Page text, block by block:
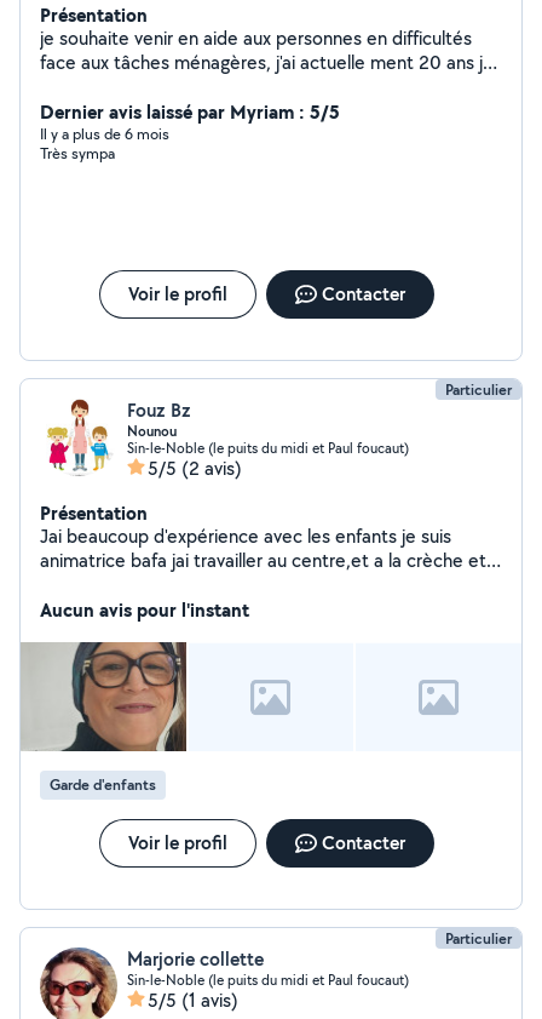
Présentation
je souhaite venir en aide aux personnes en difficultés
face aux tâches ménagères, j'ai actuelle ment 20 ans je
dans le service traiteur Tarif en privé ! :)
Dernier avis laissé par Myriam : 5/5
Il y a plus de 6 mois
Très sympa
Voir le profil Contacter
Particulier
Fouz Bz
Nounou
Sin-le-Noble (le puits du midi et Paul foucaut)
5/5 (2 avis)
Présentation
Jai beaucoup d'expérience avec les enfants je suis
animatrice bafa jai travailler au centre,et a la crèche et
sérieuse dynamique 4 enfants autonome
Aucun avis pour l'instant
Garde d'enfants
Voir le profil Contacter
Particulier
Marjorie collette
Sin-le-Noble (le puits du midi et Paul foucaut)
5/5 (1 avis)